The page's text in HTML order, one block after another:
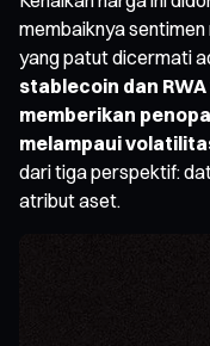
membaiknya
yang patut dicermati
stablecoin dan
memberikan
melampaui
dari tiga perspektif:
atribut aset.